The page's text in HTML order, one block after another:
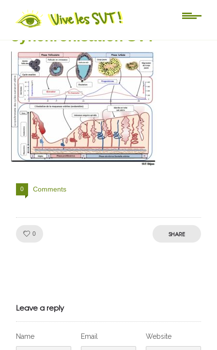
cycle féminin
synchronisation SVT
0 Comments
0 SHARE
Leave a reply
Name Email Website